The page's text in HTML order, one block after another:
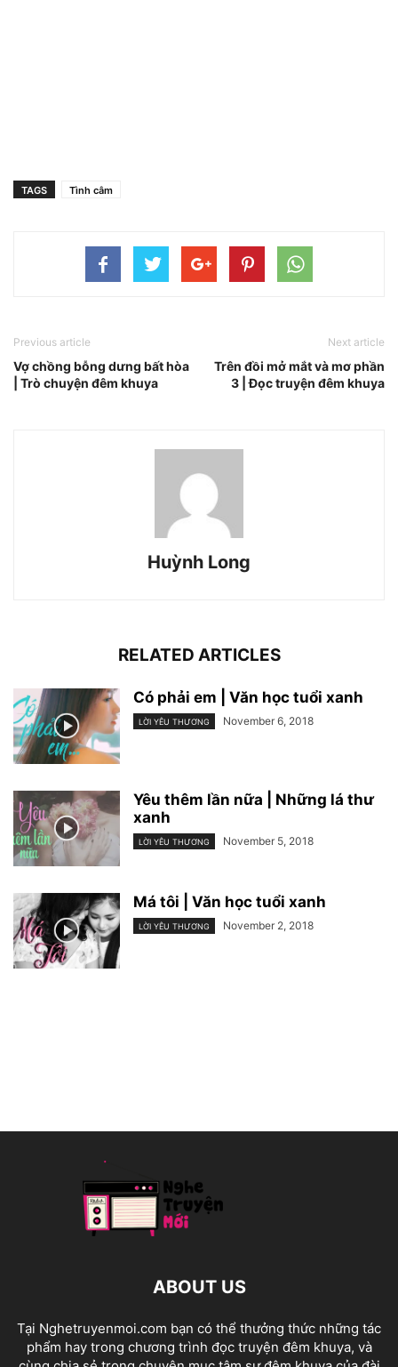
TAGS Tình câm
Previous article
Vợ chồng bỗng dưng bất hòa
| Trò chuyện đêm khuya
Next article
Trên đồi mở mắt và mơ phần
3 | Đọc truyện đêm khuya
Huỳnh Long
RELATED ARTICLES
Có phải em | Văn học tuổi xanh
LỜI YÊU THƯƠNG November 6, 2018
Yêu thêm lần nữa | Những lá thư
xanh
LỜI YÊU THƯƠNG November 5, 2018
Má tôi | Văn học tuổi xanh
LỜI YÊU THƯƠNG November 2, 2018
ABOUT US
Tại Nghetruyenmoi.com bạn có thể thưởng thức những tác
phẩm hay trong chương trình đọc truyện đêm khuya, và